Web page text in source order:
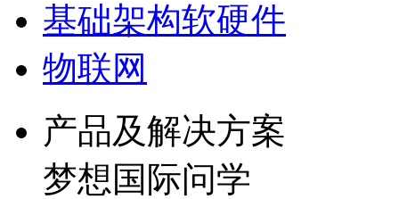
基础架构软硬件
物联网
产品及解决方案
梦想国际问学